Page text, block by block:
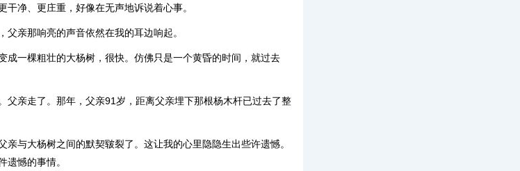
净、更庄重，好像在无声地诉说着心事。
亲那响亮的声音依然在我的耳边响起。
成一棵粗壮的大杨树，很快。仿佛只是一个黄昏的时间，就过去
父亲走了。那年，父亲91岁，距离父亲埋下那根杨木杆已过去了整
与大杨树之间的默契皲裂了。这让我的心里隐隐生出些许遗憾。
遗憾的事情。